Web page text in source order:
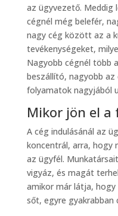
az ügyvezető. Meddig
cégnél még belefér,
nagy cég között az a
tevékenységeket,
Nagyobb cégnél több
beszállító, nagyobb az
folyamatok nagyjából
Mikor jön el a
A cég indulásánál az
koncentrál, arra, hogy
az ügyfél.
vigyáz, és magát
amikor már látja, hogy
sőt, egyre gyakrabban